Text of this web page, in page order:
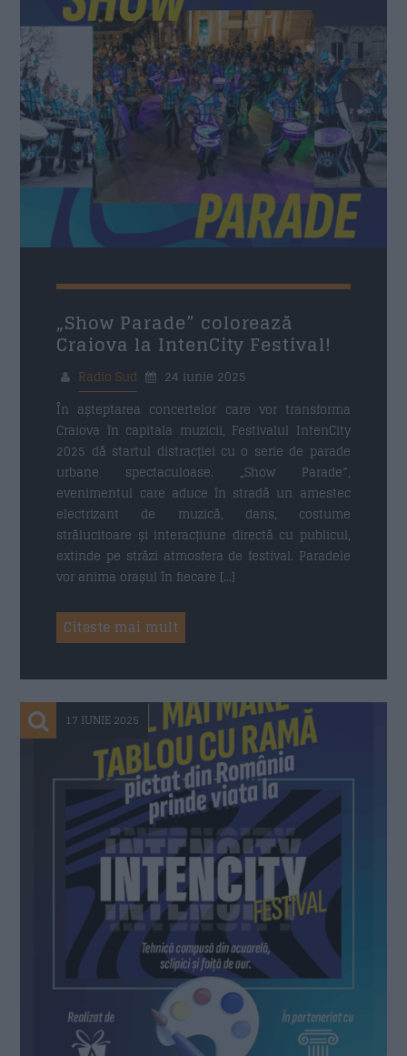
11:00 15:00
Siesta Radio Sud
15:00 19:00
Mituri din sanatate
19:10 20:00
Povestea Serii
20:00 21:00
Formular Contact
Email*
Subiect*
Trimite
„Show Parade” colorează
Craiova la IntenCity Festival!
Radio Sud
24 iunie 2025
În așteptarea concertelor care vor transforma
Craiova în capitala muzicii, Festivalul IntenCity
2025 dă startul distracției cu o serie de parade
urbane spectaculoase. „Show Parade”,
evenimentul care aduce în stradă un amestec
electrizant de muzică, dans, costume
strălucitoare și interacțiune directă cu publicul,
extinde pe străzi atmosfera de festival. Paradele
vor anima orașul în fiecare […]
Citeste mai mult
17 IUNIE 2025